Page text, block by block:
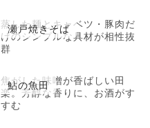
瀬戸焼きそば
蒸した麺とキャベツ・豚肉だ
けのシンプルな具材が相性抜
群
鮎の魚田
焦がした味噌が香ばしい田
楽。芳醇な香りに、お酒がす
すむ